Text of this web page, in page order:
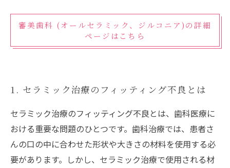
審美歯科 (オールセラミック、ジルコニア)の詳細
ページはこちら
1. セラミック治療のフィッティング不良とは
セラミック治療のフィッティング不良とは、歯科医療に
おける重要な問題のひとつです。歯科治療では、患者さ
んの口の中に合わせた形状や大きさの材料を使用する必
要があります。しかし、セラミック治療で使用される材